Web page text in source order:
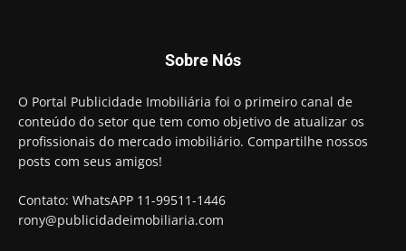
Sobre Nós
O Portal Publicidade Imobiliária foi o primeiro canal de
conteúdo do setor que tem como objetivo de atualizar os
profissionais do mercado imobiliário. Compartilhe nossos
posts com seus amigos!
Contato: WhatsAPP 11-99511-1446
rony@publicidadeimobiliaria.com